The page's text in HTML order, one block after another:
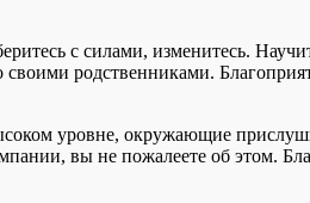
с силами, изменитесь.
родственниками.
уровне, окружающие
вы не пожалеете об этом.